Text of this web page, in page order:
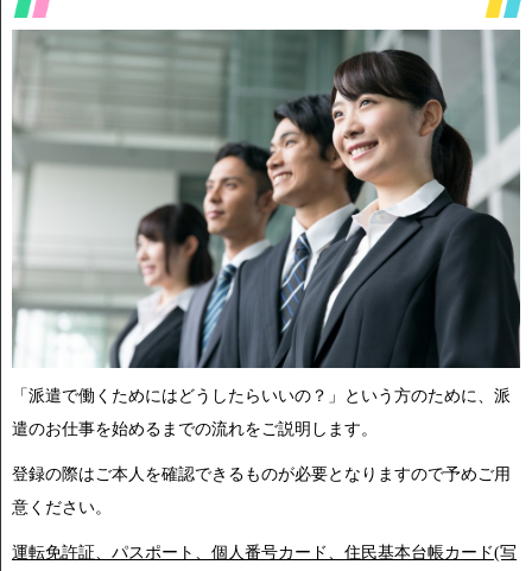
「派遣で働くためにはどうしたらいいの？」という方のために、派
遣のお仕事を始めるまでの流れをご説明します。
登録の際はご本人を確認できるものが必要となりますので予めご用
意ください。
運転免許証、パスポート、個人番号カード、住民基本台帳カード(写